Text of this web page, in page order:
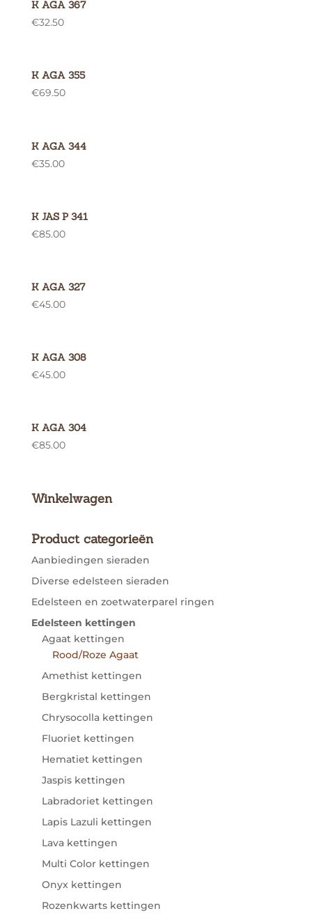
K AGA 367
€32.50
K AGA 355
€69.50
K AGA 344
€35.00
K JAS P 341
€85.00
K AGA 327
€45.00
K AGA 308
€45.00
K AGA 304
€85.00
Winkelwagen
Product categorieën
Aanbiedingen sieraden
Diverse edelsteen sieraden
Edelsteen en zoetwaterparel ringen
Edelsteen kettingen
Agaat kettingen
Rood/Roze Agaat
Amethist kettingen
Bergkristal kettingen
Chrysocolla kettingen
Fluoriet kettingen
Hematiet kettingen
Jaspis kettingen
Labradoriet kettingen
Lapis Lazuli kettingen
Lava kettingen
Multi Color kettingen
Onyx kettingen
Rozenkwarts kettingen